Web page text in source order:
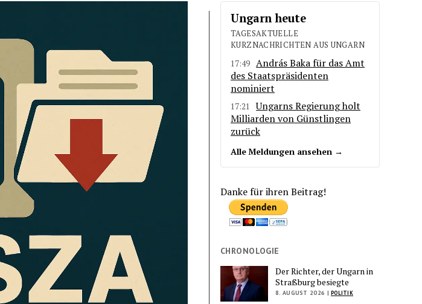
Ungarn heute
TAGESAKTUELLE
KURZNACHRICHTEN AUS UNGARN
17:49 András Baka für das Amt
des Staatspräsidenten
nominiert
17:21
Ungarns Regierung holt
Milliarden von Günstlingen
zurück
Alle Meldungen ansehen →
Danke für ihren Beitrag!
CHRONOLOGIE
Der Richter, der Ungarn in
Straßburg besiegte
8. AUGUST 2026 | POLITIK